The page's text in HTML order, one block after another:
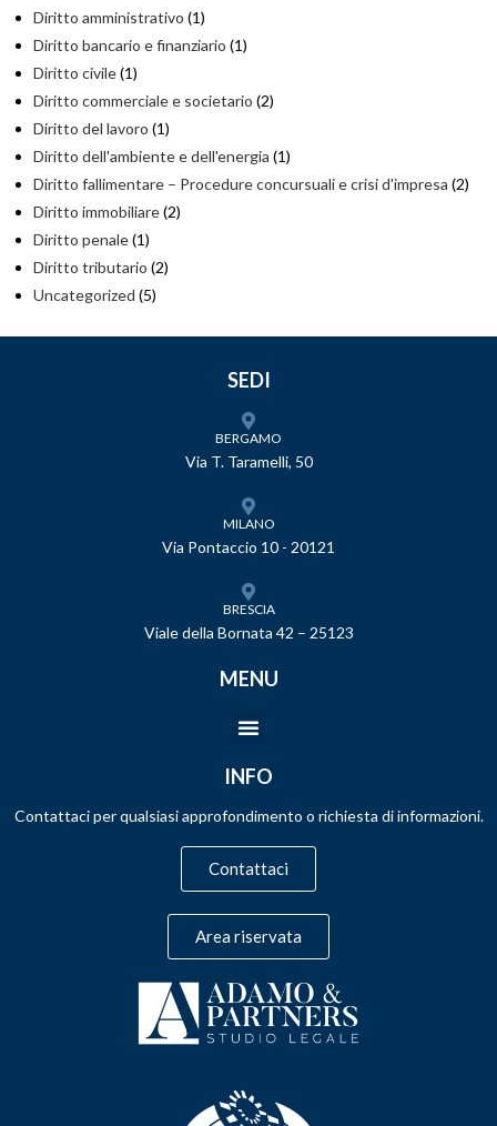
Diritto amministrativo (1)
Diritto bancario e finanziario (1)
Diritto civile(1)
Diritto commerciale e societario (2)
Diritto del lavoro (1)
Diritto dell'ambiente e dell'energia (1)
Diritto fallimentare – Procedure concursuali e crisi d'impresa (2)
Diritto immobiliare(2)
Diritto penale(1)
Diritto tributario (2)
Uncategorized (5)
SEDI
BERGAMO
Via T. Taramelli, 50
MILANO
Via Pontaccio 10 - 20121
BRESCIA
Viale della Bornata 42 – 25123
MENU
INFO
Contattaci per qualsiasi approfondimento o richiesta di informazioni.
Contattaci
Area riservata